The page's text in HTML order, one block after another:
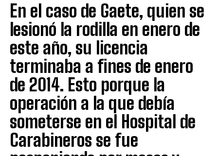
En el caso de Gaete, quien se
lesionó la rodilla en enero de
este año, su licencia
terminaba a fines de enero
de 2014. Esto porque la
operación a la que debía
someterse en el Hospital de
Carabineros se fue